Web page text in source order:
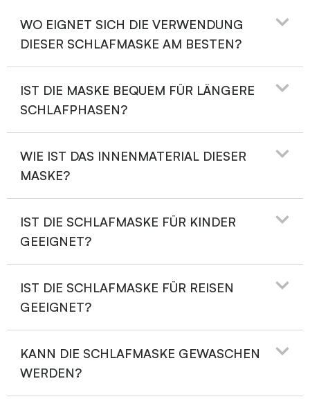
WO EIGNET SICH DIE VERWENDUNG
DIESER SCHLAFMASKE AM BESTEN?
IST DIE MASKE BEQUEM FÜR LÄNGERE
SCHLAFPHASEN?
WIE IST DAS INNENMATERIAL DIESER
MASKE?
IST DIE SCHLAFMASKE FÜR KINDER
GEEIGNET?
IST DIE SCHLAFMASKE FÜR REISEN
GEEIGNET?
KANN DIE SCHLAFMASKE GEWASCHEN
WERDEN?